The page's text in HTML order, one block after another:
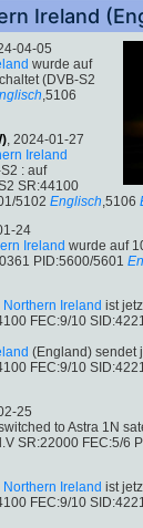
Ireland
04-05
wurde auf
(DVB-S2
,5106
, 2024-01-27
Ireland
: auf
SR:44100
5102 Englisch,5106
24
Ireland wurde auf
PID:5600/5601
Northern Ireland ist
FEC:9/10
(England) sendet
FEC:9/10
25
to Astra 1N
SR:22000 FEC:5/6
Northern Ireland ist
FEC:9/10